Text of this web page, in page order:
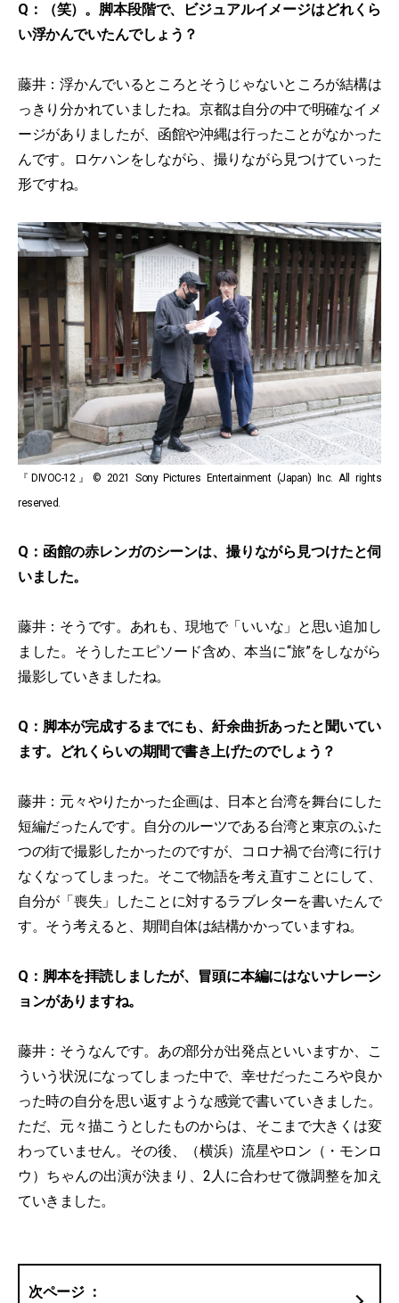
Q：（笑）。脚本段階で、ビジュアルイメージはどれくら
い浮かんでいたんでしょう？
藤井：浮かんでいるところとそうじゃないところが結構は
っきり分かれていましたね。京都は自分の中で明確なイメ
ージがありましたが、函館や沖縄は行ったことがなかった
んです。ロケハンをしながら、撮りながら見つけていった
形ですね。
『DIVOC-12』© 2021 Sony Pictures Entertainment (Japan) Inc. All rights
reserved.
Q：函館の赤レンガのシーンは、撮りながら見つけたと伺
いました。
藤井：そうです。あれも、現地で「いいな」と思い追加し
ました。そうしたエピソード含め、本当に“旅”をしながら
撮影していきましたね。
Q：脚本が完成するまでにも、紆余曲折あったと聞いてい
ます。どれくらいの期間で書き上げたのでしょう？
藤井：元々やりたかった企画は、日本と台湾を舞台にした
短編だったんです。自分のルーツである台湾と東京のふた
つの街で撮影したかったのですが、コロナ禍で台湾に行け
なくなってしまった。そこで物語を考え直すことにして、
自分が「喪失」したことに対するラブレターを書いたんで
す。そう考えると、期間自体は結構かかっていますね。
Q：脚本を拝読しましたが、冒頭に本編にはないナレーシ
ョンがありますね。
藤井：そうなんです。あの部分が出発点といいますか、こ
ういう状況になってしまった中で、幸せだったころや良か
った時の自分を思い返すような感覚で書いていきました。
ただ、元々描こうとしたものからは、そこまで大きくは変
わっていません。その後、（横浜）流星やロン（・モンロ
ウ）ちゃんの出演が決まり、2人に合わせて微調整を加え
ていきました。